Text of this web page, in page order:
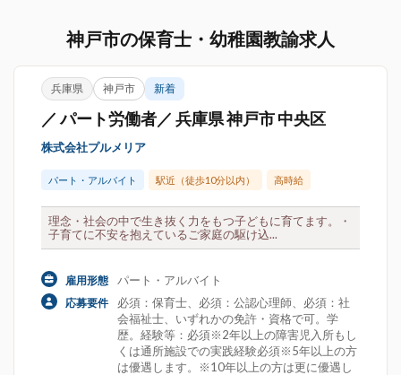
神戸市の保育士・幼稚園教諭求人
兵庫県 神戸市 新着
／ パート労働者／ 兵庫県 神戸市 中央区
株式会社プルメリア
パート・アルバイト 駅近（徒歩10分以内） 高時給
理念・社会の中で生き抜く力をもつ子どもに育てます。・
子育てに不安を抱えているご家庭の駆け込...
雇用形態 パート・アルバイト
応募要件
必須：保育士、必須：公認心理師、必須：社
会福祉士、いずれかの免許・資格で可。学
歴。経験等：必須※2年以上の障害児入所もし
くは通所施設での実践経験必須※5年以上の方
は優遇します。※10年以上の方は更に優遇し